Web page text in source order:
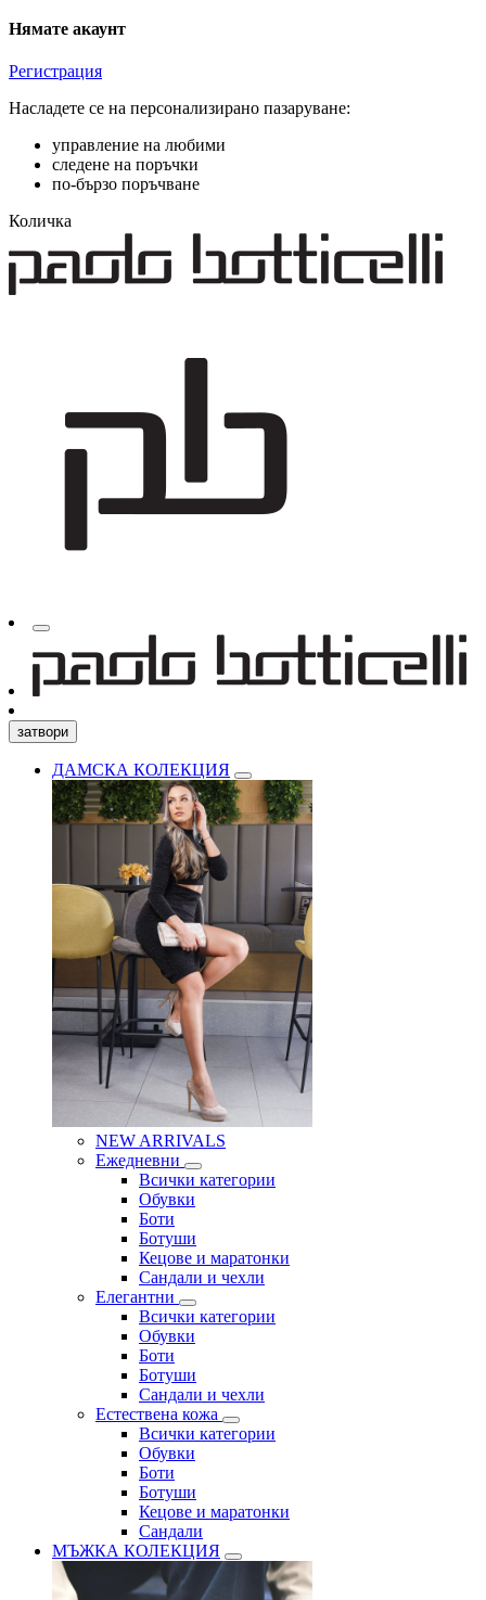
Нямате акаунт
Регистрация
Насладете се на персонализирано пазаруване:
управление на любими
следене на поръчки
по-бързо поръчване
Количка
затвори
ДАМСКА КОЛЕКЦИЯ
NEW ARRIVALS
Ежедневни
Всички категории
Обувки
Боти
Ботуши
Кецове и маратонки
Сандали и чехли
Елегантни
Всички категории
Обувки
Боти
Ботуши
Сандали и чехли
Естествена кожа
Всички категории
Обувки
Боти
Ботуши
Кецове и маратонки
Сандали
МЪЖКА КОЛЕКЦИЯ